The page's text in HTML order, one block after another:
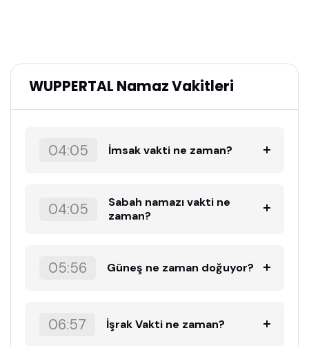
WUPPERTAL Namaz Vakitleri
04:05 İmsak vakti ne zaman?
04:05
Sabah namazı vakti ne
zaman?
05:56 Güneş ne zaman doğuyor?
06:57 İşrak Vakti ne zaman?